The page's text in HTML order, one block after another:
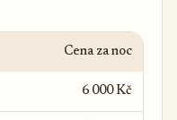
Cena za noc
6 000 Kč